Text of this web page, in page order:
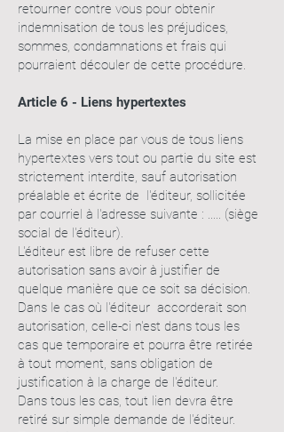
retourner contre vous pour obtenir
indemnisation de tous les préjudices,
sommes, condamnations et frais qui
pourraient découler de cette procédure.
Article 6 - Liens hypertextes
La mise en place par vous de tous liens
hypertextes vers tout ou partie du site est
strictement interdite, sauf autorisation
préalable et écrite de l'éditeur, sollicitée
par courriel à l'adresse suivante : ..... (siège
social de l'éditeur).
L'éditeur est libre de refuser cette
autorisation sans avoir à justifier de
quelque manière que ce soit sa décision.
Dans le cas où l'éditeur accorderait son
autorisation, celle-ci n'est dans tous les
cas que temporaire et pourra être retirée
à tout moment, sans obligation de
justification à la charge de l'éditeur.
Dans tous les cas, tout lien devra être
retiré sur simple demande de l'éditeur.